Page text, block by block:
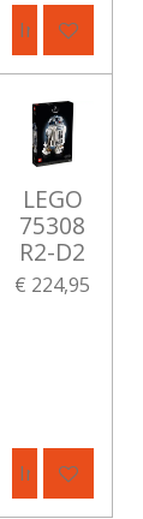
In
LEGO
75308
R2-D2
€ 224,95
In